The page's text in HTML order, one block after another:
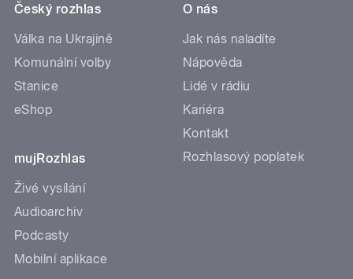
Český rozhlas
Válka na Ukrajině
Komunální volby
Stanice
eShop
mujRozhlas
Živé vysílání
Audioarchiv
Podcasty
Mobilní aplikace
O nás
Jak nás naladíte
Nápověda
Lidé v rádiu
Kariéra
Kontakt
Rozhlasový poplatek